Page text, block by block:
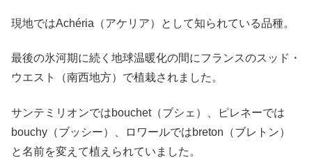
現地ではAchéria（アケリア）として知られている品種。
最後の氷河期に続く地球温暖化の間にフランスのスッド・
ウエスト（南西地方）で植栽されました。
サンテミリオンではbouchet（ブシェ）、ピレネーでは
bouchy（ブッシー）、ロワールではbreton（ブレトン）
と名前を変えて植えられていました。